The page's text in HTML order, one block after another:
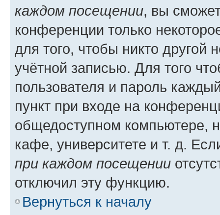
каждом посещении, вы
конференции только
для того, чтобы никто другой
учётной записью. Для того
пользователя и пароль
пункт при входе на
общедоступном компьютере,
кафе, университете и т. д.
при каждом посещении
отключил эту функцию.
Вернуться к началу